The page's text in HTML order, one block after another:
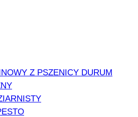
Z PSZENICY DURUM